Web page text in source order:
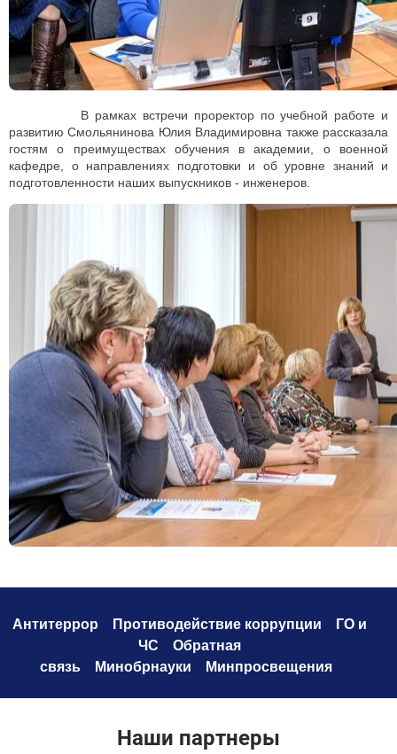
В рамках встречи проректор по учебной работе и
развитию Смольянинова Юлия Владимировна также рассказала
гостям о преимуществах обучения в академии, о военной
кафедре, о направлениях подготовки и об уровне знаний и
подготовленности наших выпускников - инженеров.
Антитеррор Противодействие коррупции
ГО и
ЧС
Обратная
связь
Минобрнауки Минпросвещения
Наши партнеры